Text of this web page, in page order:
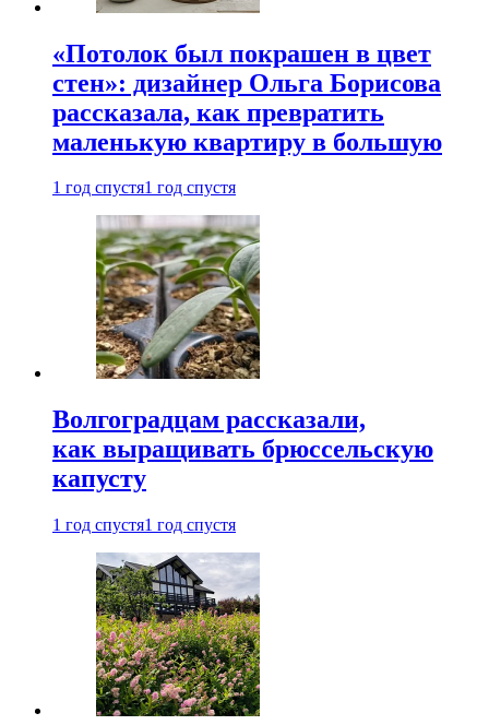
«Потолок был покрашен в цвет
стен»: дизайнер Ольга Борисова
рассказала, как превратить
маленькую квартиру в большую
1 год спустя1 год спустя
Волгоградцам рассказали,
как выращивать брюссельскую
капусту
1 год спустя1 год спустя